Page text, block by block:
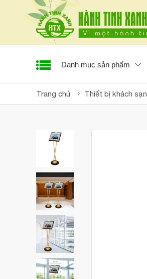
Danh mục sản phẩm
Trang chủ Thiết bị khách sạn